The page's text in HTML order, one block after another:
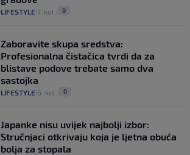
LIFESTYLE 7. kol. 0
Zaboravite skupa sredstva:
Profesionalna čistačica tvrdi da za
blistave podove trebate samo dva
sastojka
LIFESTYLE 6. kol. 0
Japanke nisu uvijek najbolji izbor:
Stručnjaci otkrivaju koja je ljetna obuća
bolja za stopala